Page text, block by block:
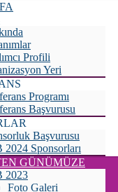
Profili
Yeri
Programı
Başvurusu
Başvurusu
Sponsorları
GÜNÜMÜZE
2023
Foto Galeri